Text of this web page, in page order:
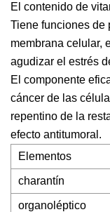
El contenido de
Tiene funciones de
membrana celular,
agudizar el estrés
El componente
cáncer de las
repentino de la
efecto antitumoral.
Elementos
charantín
organoléptico